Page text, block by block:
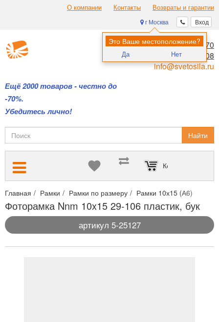
О компании Контакты Возвраты и гарантии
Вход
г Москва
Это Ваше местоположение?
Да Нет
Ещё 2000 товаров - честно до
-70%.
Убедитесь лично!
8 (495) 970-00-70
8 (800) 700-11-08
info@svetosila.ru
Найти
Корзина пуста
Главная Рамки Рамки по размеру Рамки 10х15 (А6)
Фоторамка Nnm 10x15 29-106 пластик, бук
артикул 5-25127